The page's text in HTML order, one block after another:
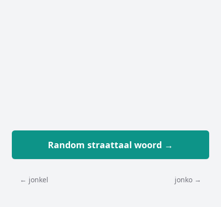
Random straattaal woord →
← jonkel jonko →